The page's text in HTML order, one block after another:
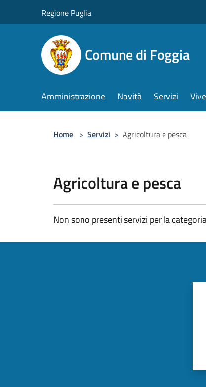
Regione Puglia
Comune di Foggia
Amministrazione Novità Servizi
Home > Servizi > Agricoltura e pesca
Agricoltura e pesca
Non sono presenti servizi per la